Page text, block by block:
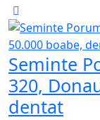
Seminte
320,
dentat